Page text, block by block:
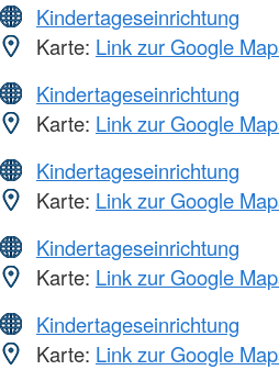
Kindertageseinrichtung
Karte: Link zur Google
Kindertageseinrichtung
Karte: Link zur Google
Kindertageseinrichtung
Karte: Link zur Google
Kindertageseinrichtung
Karte: Link zur Google
Kindertageseinrichtung
Karte: Link zur Google